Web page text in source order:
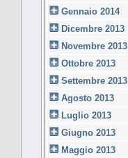
Gennaio 2014
Dicembre 2013
Novembre 2013
Ottobre 2013
Settembre 2013
Agosto 2013
Luglio 2013
Giugno 2013
Maggio 2013